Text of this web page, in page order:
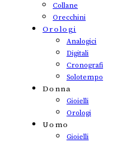
Collane
Orecchini
Orologi
Analogici
Digitali
Cronografi
Solotempo
Donna
Gioielli
Orologi
Uomo
Gioielli